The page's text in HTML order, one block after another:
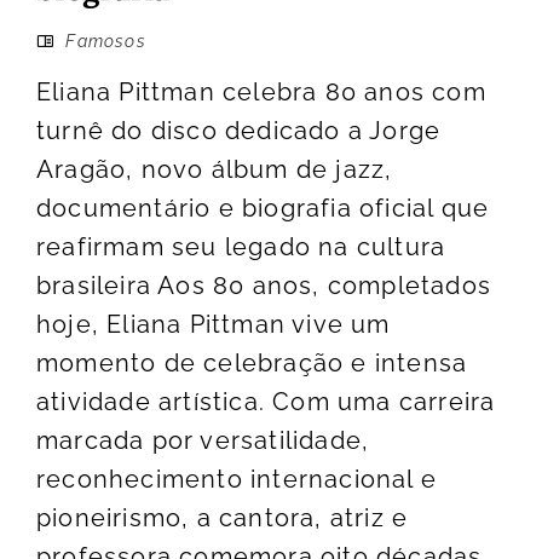
Famosos
Eliana Pittman celebra 80 anos com
turnê do disco dedicado a Jorge
Aragão, novo álbum de jazz,
documentário e biografia oficial que
reafirmam seu legado na cultura
brasileira Aos 80 anos, completados
hoje, Eliana Pittman vive um
momento de celebração e intensa
atividade artística. Com uma carreira
marcada por versatilidade,
reconhecimento internacional e
pioneirismo, a cantora, atriz e